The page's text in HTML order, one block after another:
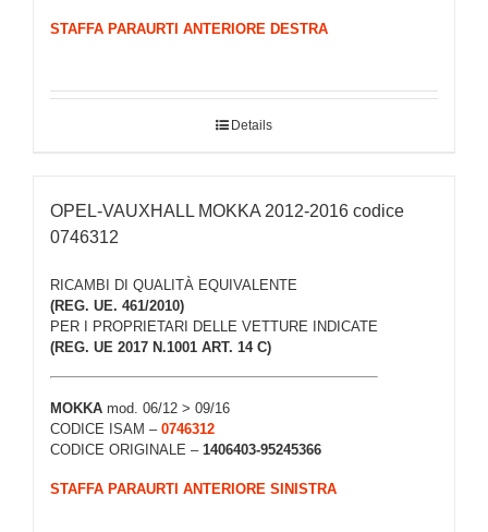
STAFFA PARAURTI ANTERIORE DESTRA
Details
OPEL-VAUXHALL MOKKA 2012-2016 codice
0746312
RICAMBI DI QUALITÀ EQUIVALENTE
(REG. UE. 461/2010)
PER I PROPRIETARI DELLE VETTURE INDICATE
(REG. UE 2017 N.1001 ART. 14 C)
MOKKA mod. 06/12 > 09/16
CODICE ISAM – 0746312
CODICE ORIGINALE – 1406403-95245366
STAFFA PARAURTI ANTERIORE SINISTRA